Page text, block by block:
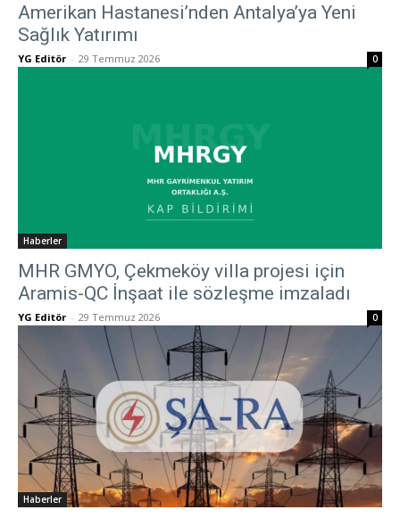
Amerikan Hastanesi’nden Antalya’ya Yeni
Sağlık Yatırımı
YG Editör - 29 Temmuz 2026 0
Haberler
MHR GMYO, Çekmeköy villa projesi için
Aramis-QC İnşaat ile sözleşme imzaladı
YG Editör - 29 Temmuz 2026 0
Haberler